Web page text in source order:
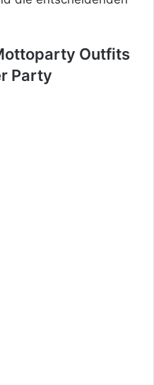
Outfits
Party